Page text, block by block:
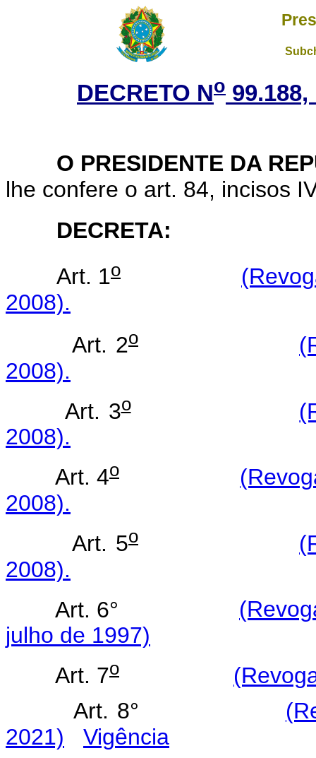
DECRETO No
O PRESIDENTE DA
lhe confere o art. 84, incisos
DECRETA:
Art. 1o
2008).
Art. 2o
2008).
Art. 3o
2008).
Art. 4o
2008).
Art. 5o
2008).
Art. 6°
julho de 1997)
Art. 7o
Art. 8°
2021)
Vigência